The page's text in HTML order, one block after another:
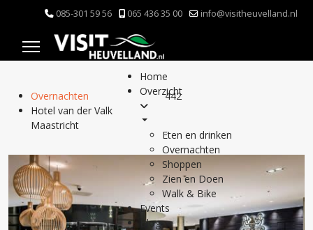
085-301 59 56 065 436 35 00 info@visitheuvelland.nl
Home
Overzicht
Eten en drinken
Overnachten
Shoppen
Zien en Doen
Walk & Bike
Events
Blog
Overnachten
Hotel van der Valk
Maastricht
442